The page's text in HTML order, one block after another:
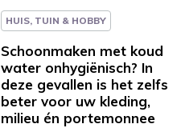
HUIS, TUIN & HOBBY
Schoonmaken met koud
water onhygiënisch? In
deze gevallen is het zelfs
beter voor uw kleding,
milieu én portemonnee